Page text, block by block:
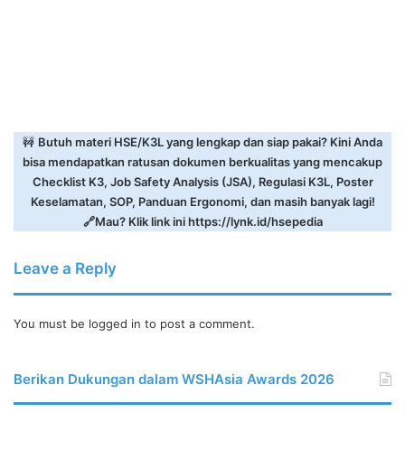
🚧 Butuh materi HSE/K3L yang lengkap dan siap pakai? Kini Anda
bisa mendapatkan ratusan dokumen berkualitas yang mencakup
Checklist K3, Job Safety Analysis (JSA), Regulasi K3L, Poster
Keselamatan, SOP, Panduan Ergonomi, dan masih banyak lagi!
🔗Mau? Klik link inihttps://lynk.id/hsepedia
Leave a Reply
You must be logged in to post a comment.
Berikan Dukungan dalam WSHAsia Awards 2026